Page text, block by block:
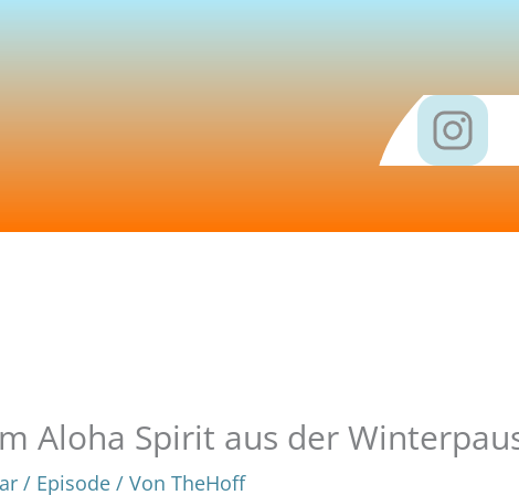
I
n
s
t
a
m
Aloha Spirit aus der
/ Episode / VonTheHoff